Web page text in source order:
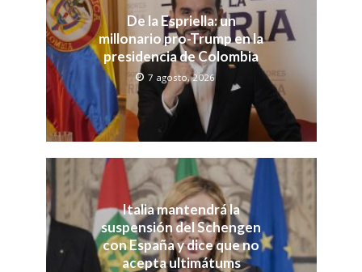
De la Espriella: un
millonario pro-Trump en la
presidencia de Colombia
7 agosto, 2026
Italia mantendrá la
suspensión del Schengen
con España y dice que no
acepta ultimátums